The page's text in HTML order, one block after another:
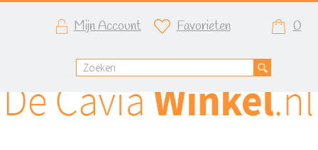
Mijn Account Favorieten 0